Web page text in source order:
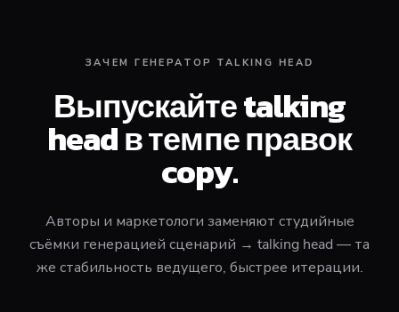
ЗАЧЕМ ГЕНЕРАТОР TALKING HEAD
Выпускайте talking
head в темпе правок
copy.
Авторы и маркетологи заменяют студийные
съёмки генерацией сценарий → talking head — та
же стабильность ведущего, быстрее итерации.